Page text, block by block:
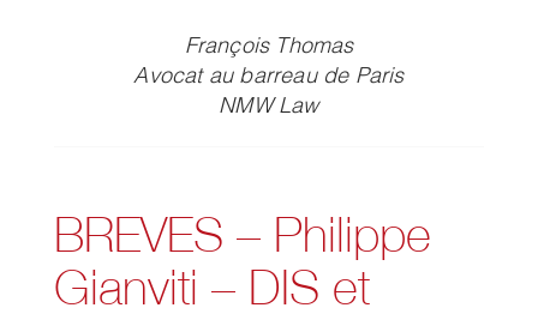
François Thomas
Avocat au barreau de Paris
NMW Law
BREVES – Philippe
Gianviti – DIS et